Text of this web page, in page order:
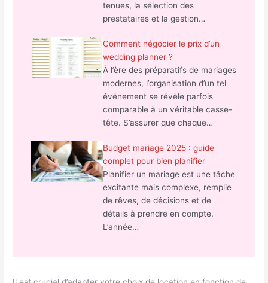
tenues, la sélection des
prestataires et la gestion…
Comment négocier le prix d’un
wedding planner ?
À l’ère des préparatifs de mariages
modernes, l’organisation d’un tel
événement se révèle parfois
comparable à un véritable casse-
tête. S’assurer que chaque…
Budget mariage 2025 : guide
complet pour bien planifier
Planifier un mariage est une tâche
excitante mais complexe, remplie
de rêves, de décisions et de
détails à prendre en compte.
L’année…